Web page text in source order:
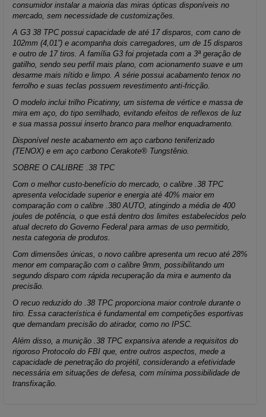
consumidor instalar a maioria das miras ópticas disponíveis no
mercado, sem necessidade de customizações.
A G3 38 TPC possui capacidade de até 17 disparos, com cano de
102mm (4,01”) e acompanha dois carregadores, um de 15 disparos
e outro de 17 tiros. A família G3 foi projetada com a 3ª geração de
gatilho, sendo seu perfil mais plano, com acionamento suave e um
desarme mais nítido e limpo. A série possui acabamento tenox no
ferrolho e suas teclas possuem revestimento anti-fricção.
O modelo inclui trilho Picatinny, um sistema de vértice e massa de
mira em aço, do tipo serrilhado, evitando efeitos de reflexos de luz
e sua massa possui inserto branco para melhor enquadramento.
Disponível neste acabamento em aço carbono teniferizado
(TENOX) e em aço carbono Cerakote® Tungstênio.
SOBRE O CALIBRE .38 TPC
Com o melhor custo-benefício do mercado, o calibre .38 TPC
apresenta velocidade superior e energia até 40% maior em
comparação com o calibre .380 AUTO, atingindo a média de 400
joules de potência, o que está dentro dos limites estabelecidos pelo
atual decreto do Governo Federal para armas de uso permitido,
nesta categoria de produtos.
Com dimensões únicas, o novo calibre apresenta um recuo até 28%
menor em comparação com o calibre 9mm, possibilitando um
segundo disparo com rápida recuperação da mira e aumento da
precisão.
O recuo reduzido do .38 TPC proporciona maior controle durante o
tiro. Essa característica é fundamental em competições esportivas
que demandam precisão do atirador, como no IPSC.
Além disso, a munição .38 TPC expansiva atende a requisitos do
rigoroso Protocolo do FBI que, entre outros aspectos, mede a
capacidade de penetração do projétil, considerando a efetividade
necessária em situações de defesa, com mínima possibilidade de
transfixação.